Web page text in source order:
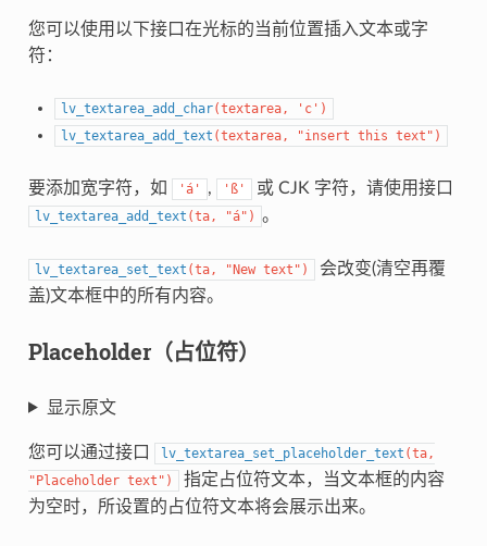
您可以使用以下接口在光标的当前位置插入文本或字
符：
lv_textarea_add_char(textarea, 'c' )
lv_textarea_add_text (textarea, "insert this text" )
要添加宽字符，如 'á' , 'ß' 或 CJK 字符，请使用接口
lv_textarea_add_text (ta, "á" ) 。
lv_textarea_set_text (ta, "New text" )
会改变(清空再覆
盖)文本框中的所有内容。
Placeholder（占位符）
显示原文
您可以通过接口 lv_textarea_set_placeholder_text (ta,
"Placeholder text" )
指定占位符文本，当文本框的内容
为空时，所设置的占位符文本将会展示出来。